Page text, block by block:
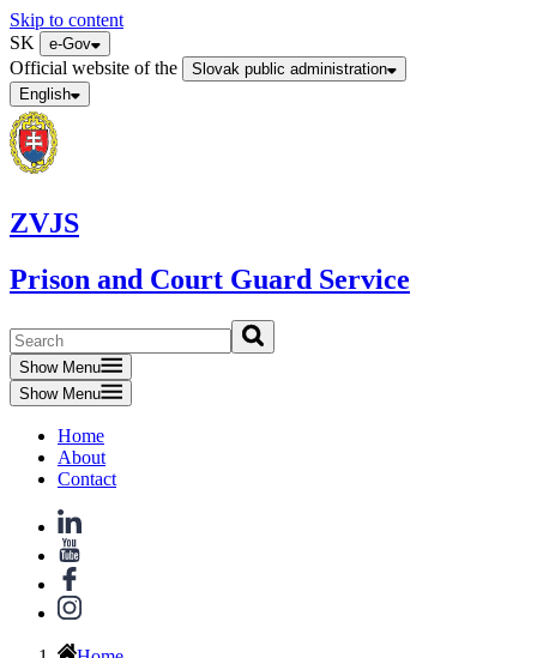
Skip to content
SK
e-Gov
Official website of the
Slovak public administration
English
ZVJS
Prison and Court Guard Service
Show Menu
Show Menu
Home
About
Contact